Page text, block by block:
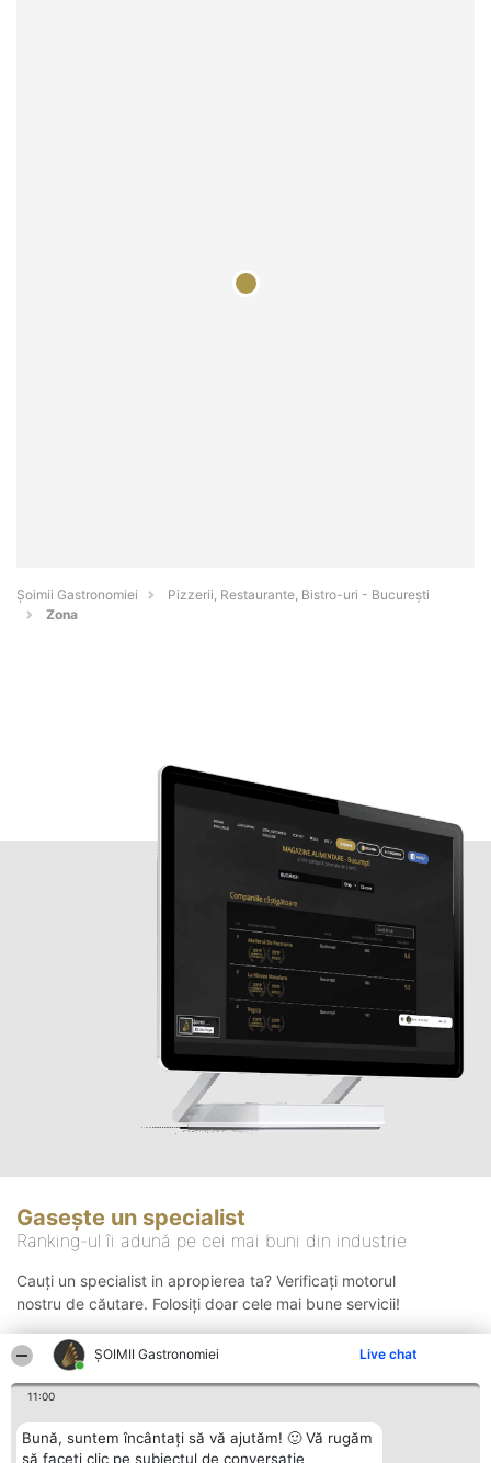
ȘOIMII Gastronomiei Live chat
11:00
Bună, suntem încântați să vă ajutăm! 🙂 Vă rugăm
să faceți clic pe subiectul de conversație
Șoimii Gastronomiei
Pizzerii, Restaurante, Bistro-uri - Bucureşti
Zona
Gasește un specialist
Ranking-ul îi adună pe cei mai buni din industrie
Cauți un specialist in apropierea ta? Verificați motorul
nostru de căutare. Folosiți doar cele mai bune servicii!